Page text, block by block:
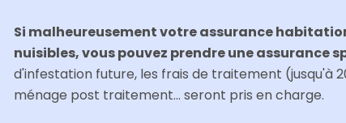
Si malheureusement votre assurance
nuisibles, vous pouvez prendre une assurance
d'infestation future, les frais de traitement (jusqu'à
ménage post traitement... seront pris en charge.